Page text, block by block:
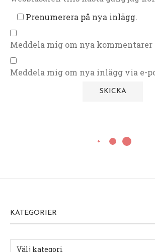
Prenumerera på nya inlägg.
Meddela mig om nya kommentarer
Meddela mig om nya inlägg via e-
KATEGORIER